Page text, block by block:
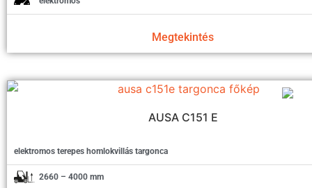
Megtekintés
AUSA C151 E
elektromos terepes homlokvillás targonca
2660 – 4000 mm